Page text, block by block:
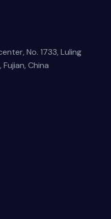
No. 1733, Luling
China